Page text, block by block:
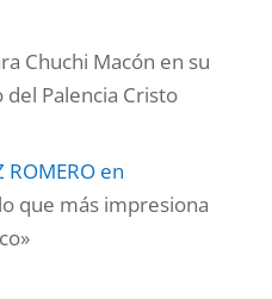
Chuchi Macón en su
Palencia Cristo
ROMEROen
que más impresiona